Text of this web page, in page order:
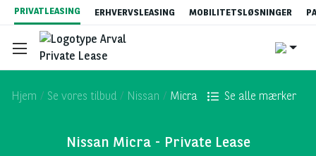
hovedindhold
PRIVATLEASING ERHVERVSLEASING MOBILITETSLØSNINGER
Se vores tilbud
Hjem Se vores tilbud Nissan Micra Se alle mærker
Nissan Micra - Private Lease